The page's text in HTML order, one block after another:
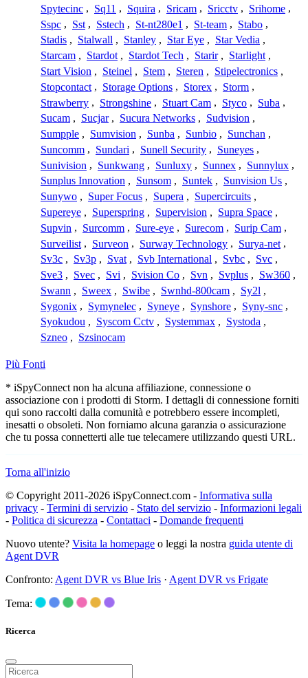
Spytecinc , Sq11 , Squira , Sricam , Sricctv , Srihome ,
Sspc , Sst , Sstech , St-nt280e1 , St-team , Stabo ,
Stadis , Stalwall , Stanley , Star Eye , Star Vedia ,
Starcam , Stardot , Stardot Tech , Starir , Starlight ,
Start Vision , Steinel , Stem , Steren , Stipelectronics ,
Stopcontact , Storage Options , Storex , Storm ,
Strawberry , Strongshine , Stuart Cam , Styco , Suba ,
Sucam , Sucjar , Sucura Networks , Sudvision ,
Sumpple , Sumvision , Sunba , Sunbio , Sunchan ,
Suncomm , Sundari , Sunell Security , Suneyes ,
Sunivision , Sunkwang , Sunluxy , Sunnex , Sunnylux ,
Sunplus Innovation , Sunsom , Suntek , Sunvision Us ,
Sunywo , Super Focus , Supera , Supercircuits ,
Supereye , Superspring , Supervision , Supra Space ,
Supvin , Surcomm , Sure-eye , Surecom , Surip Cam ,
Surveilist , Surveon , Surway Technology , Surya-net ,
Sv3c , Sv3p , Svat , Svb International , Svbc , Svc ,
Sve3 , Svec , Svi , Svision Co , Svn , Svplus , Sw360 ,
Swann , Sweex , Swibe , Swnhd-800cam , Sy2l ,
Sygonix , Symynelec , Syneye , Synshore , Syny-snc ,
Syokudou , Syscom Cctv , Systemmax , Systoda ,
Szneo , Szsinocam
Più Fonti
* iSpyConnect non ha alcuna affiliazione, connessione o
associazione con i prodotti di Storm. I dettagli di connessione forniti
qui sono raccolti dalla comunità e potrebbero essere incompleti,
inesatti o obsoleti. Non forniamo alcuna garanzia o assicurazione
che tu possa connetterti alle tue telecamere utilizzando questi URL.
Torna all'inizio
© Copyright 2011-2026 iSpyConnect.com - Informativa sulla
privacy - Termini di servizio - Stato del servizio - Informazioni legali
- Politica di sicurezza - Contattaci - Domande frequenti
Nuovo utente? Visita la homepage o leggi la nostra guida utente di
Agent DVR
Confronto: Agent DVR vs Blue Iris · Agent DVR vs Frigate
Tema:
Ricerca